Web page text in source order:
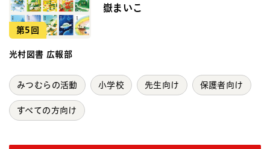
第5回
嶽まいこ
光村図書 広報部
みつむらの活動 小学校 先生向け 保護者向け
すべての方向け